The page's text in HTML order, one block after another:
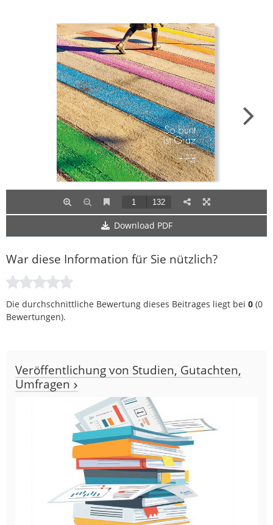
Download PDF
War diese Information für Sie nützlich?
Die durchschnittliche Bewertung dieses Beitrages liegt bei 0 (0
Bewertungen).
Veröffentlichung von Studien, Gutachten,
Umfragen